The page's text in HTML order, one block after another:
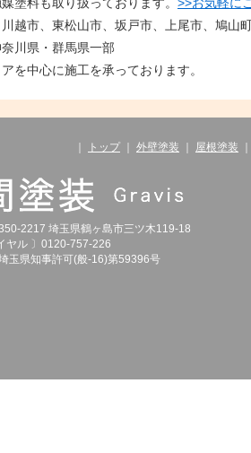
越市、東松山市、坂戸市、上尾市、鳩山
川県・群馬県一部
アを中心に施工を承っております。
トップ 外壁塗装 屋根塗装
350-2217 埼玉県鶴ヶ島市三ツ木119-18
ヤル 〕0120-757-226
埼玉県知事許可(般-16)第59396号